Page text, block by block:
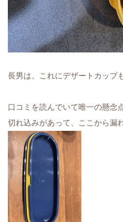
長男は、これにデザートカップ
口コミを読んでいて唯一の懸念
切れ込みがあって、ここから漏